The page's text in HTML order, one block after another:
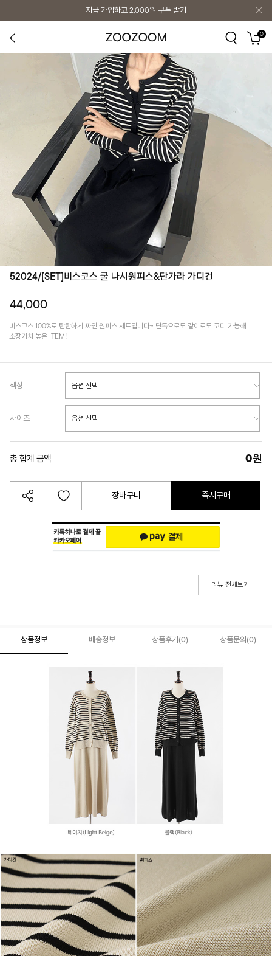
지금 가입하고 2,000원 쿠폰 받기
0
52024/[SET]비스코스 쿨 나시원피스&단가라 가디건
44,000
비스코스 100%로 탄탄하게 짜인 원피스 세트입니다~ 단독으로도 같이로도 코디 가능해
소장가치 높은 ITEM!
색상
사이즈
총 합계 금액 0원
장바구니 즉시구매
리뷰 전체보기
상품정보 배송정보 상품후기(0) 상품문의 (0)